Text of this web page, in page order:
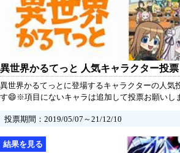
異世界かるてっと 人気キャラクター投票
異世界かるてっとに登場するキャラクターの人気
す😄※項目にないキャラは追加して投票お願いし
投票期間：2019/05/07～21/12/10